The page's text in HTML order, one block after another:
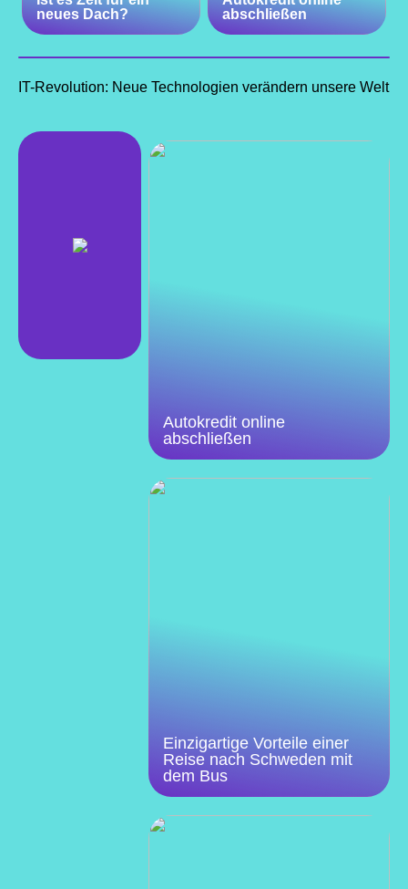
neues Dach?
abschließen
IT-Revolution: Neue Technologien verändern unsere Welt
Autokredit online
abschließen
Einzigartige Vorteile einer
Reise nach Schweden mit
dem Bus